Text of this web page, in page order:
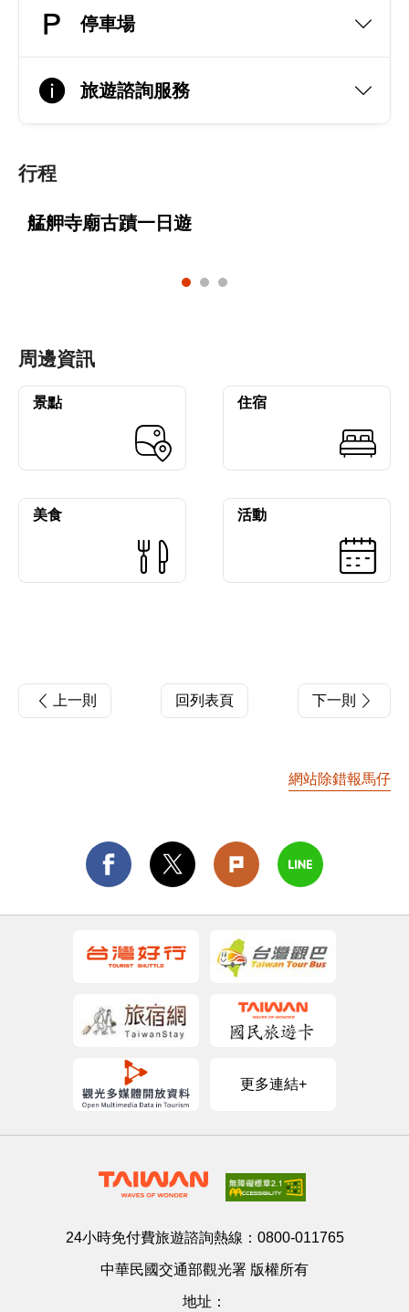
停車場
旅遊諮詢服務
行程
艋舺寺廟古蹟一日遊
周邊資訊
景點 住宿
美食 活動
上一則 回列表頁 下一則
網站除錯報馬仔
更多連結+
24小時免付費旅遊諮詢熱線： 0800-011765
中華民國交通部觀光署 版權所有
地址：